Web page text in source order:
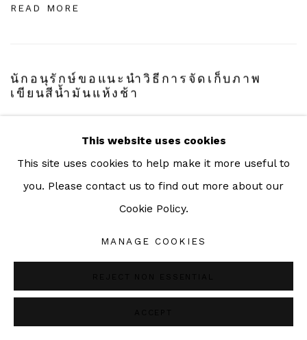
READ MORE
นักอนุรักษ์ขอแนะนำวิธีการจัดเก็บภาพ
เขียนสีน้ำมันแห้งช้า
READ MORE
This website uses cookies
This site uses cookies to help make it more useful to
you. Please contact us to find out more about our
Cookie Policy.
MANAGE COOKIES